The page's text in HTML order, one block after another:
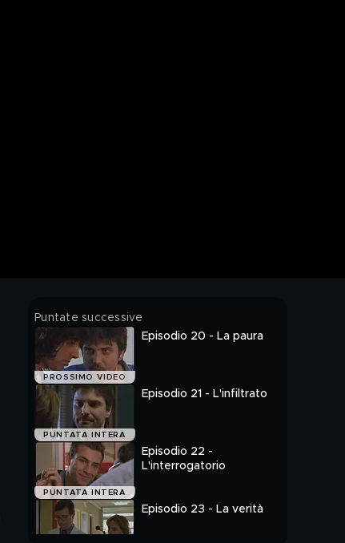
Puntate successive
PROSSIMO VIDEO
Episodio 20 - La paura
PUNTATA INTERA
Episodio 21 - L'infiltrato
PUNTATA INTERA
Episodio 22 -
L'interrogatorio
Episodio 23 - La verità